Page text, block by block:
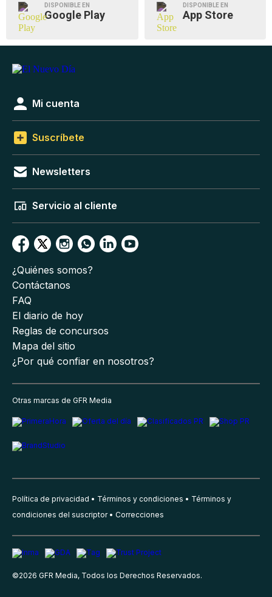
DISPONIBLE EN
Google Play
DISPONIBLE EN
App Store
Mi cuenta
Suscríbete
Newsletters
Servicio al cliente
¿Quiénes somos?
Contáctanos
FAQ
El diario de hoy
Reglas de concursos
Mapa del sitio
¿Por qué confiar en nosotros?
Otras marcas de GFR Media
Política de privacidad Términos y condiciones
Términos y
condiciones del suscriptor
Correcciones
©2026 GFR Media, Todos los Derechos Reservados.